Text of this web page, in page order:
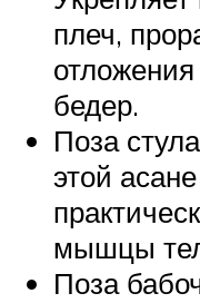
плеч,
бедер.
Поза
этой
мышцы
Поза